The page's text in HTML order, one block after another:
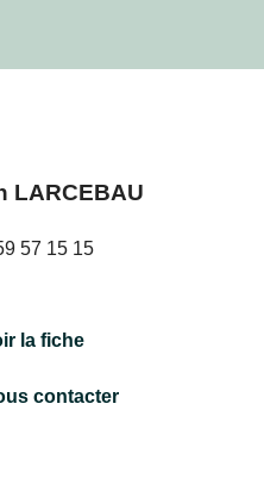
LARCEBAU
57 15 15
la fiche
contacter